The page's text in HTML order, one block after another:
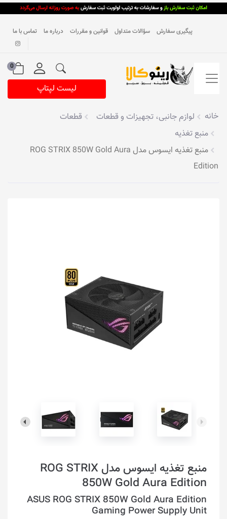
پیگیری سفارش سؤالات متداول قوانین و مقررات درباره ما تماس با ما
0
لیست لپتاپ
خانه لوازم جانبی، تجهیزات و قطعات
قطعات
منبع تغذیه
منبع تغذیه ایسوس مدل ROG STRIX 850W Gold Aura
Edition
منبع تغذیه ایسوس مدل ROG STRIX
850W Gold Aura Edition
ASUS ROG STRIX 850W Gold Aura Edition
Gaming Power Supply Unit